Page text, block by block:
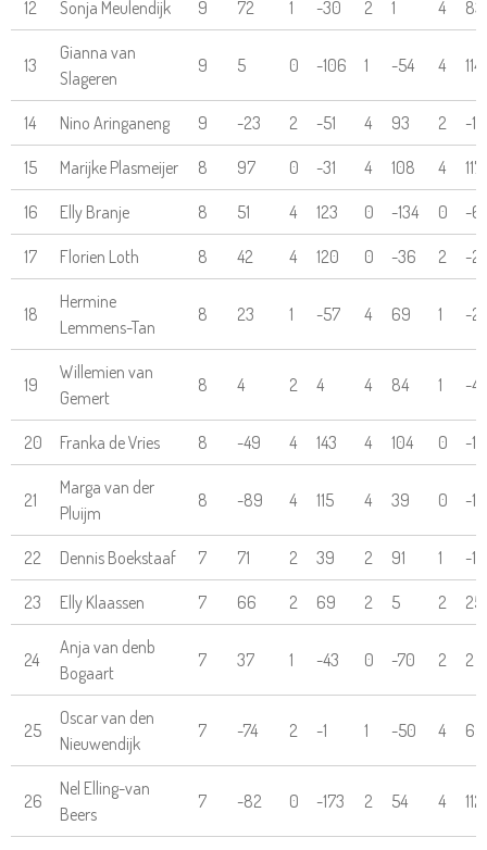
12 Sonja Meulendijk 9 72 1 -30 2 1 4 83
13
Gianna van
Slageren
9 5 0 -106 1 -54 4 114
14 Nino Aringaneng 9 -23 2 -51 4 93 2 -18
15 Marijke Plasmeijer 8 97 0 -31 4 108 4 117
16 Elly Branje 8 51 4 123 0 -134 0 -
17 Florien Loth 8 42 4 120 0 -36 2 -
18
Hermine
Lemmens-Tan
8 23 1 -57 4 69 1 -
19
Willemien van
Gemert
8 4 2 4 4 84 1 -42
20 Franka de Vries 8 -49 4 143 4 104 0 -
21
Marga van der
Pluijm
8 -89 4 115 4 39 0 -
22 Dennis Boekstaaf 7 71 2 39 2 91 1 -
23 Elly Klaassen 7 66 2 69 2 5 2 25
24
Anja van denb
Bogaart
7 37 1 -43 0 -70 2 2
25
Oscar van den
Nieuwendijk
7 -74 2 -1 1 -50 4 65
26
Nel Elling-van
Beers
7 -82 0 -173 2 54 4 112